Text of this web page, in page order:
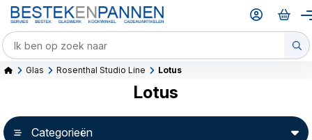
Glas Rosenthal Studio Line Lotus
Lotus
Categorieën